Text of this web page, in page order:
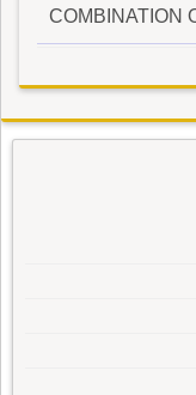
COMBINATION